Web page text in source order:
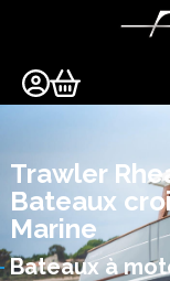
Trawler
Bateaux
Marine
Bateaux à
Panneau de gestion